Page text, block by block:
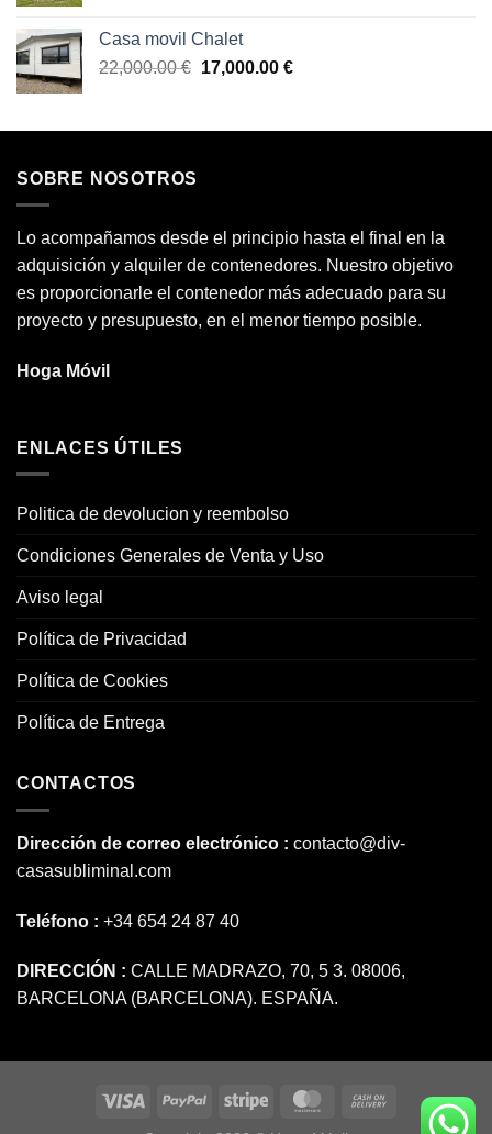
Casa movil Chalet
22,000.00€ 17,000.00 €
SOBRE NOSOTROS
Lo acompañamos desde el principio hasta el final en la
adquisición y alquiler de contenedores. Nuestro objetivo
es proporcionarle el contenedor más adecuado para su
proyecto y presupuesto, en el menor tiempo posible.
Hoga Móvil
ENLACES ÚTILES
Politica de devolucion y reembolso
Condiciones Generales de Venta y Uso
Aviso legal
Política de Privacidad
Política de Cookies
Política de Entrega
CONTACTOS
Dirección de correo electrónico : contacto@div-
casasubliminal.com
Teléfono : +34 654 24 87 40
DIRECCIÓN : CALLE MADRAZO, 70, 5 3. 08006,
BARCELONA (BARCELONA). ESPAÑA.